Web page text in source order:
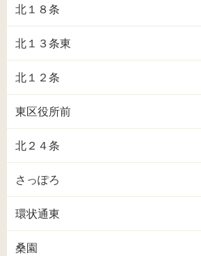
北１８条
北１３条東
北１２条
東区役所前
北２４条
さっぽろ
環状通東
桑園